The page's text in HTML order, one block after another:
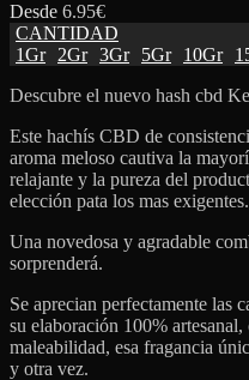
Desde 6.95€
CANTIDAD
1Gr
2Gr 3Gr 5Gr 10Gr
Descubre el nuevo hash cbd
Este hachís CBD de
aroma meloso cautiva la
relajante y la pureza del
elección pata los mas exigentes.
Una novedosa y agradable
sorprenderá.
Se aprecian perfectamente las
su elaboración 100%
maleabilidad, esa fragancia
y otra vez.